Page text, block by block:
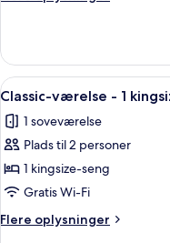
enkeltsenge
værelse
3
Indlæs
alle
billeder
af
Classic-
værelse
-
1
6
Classic-værelse - 1
1 soveværelse
Plads til 2 personer
1 kingsize-seng
Gratis Wi-Fi
Flere oplysninger
Flere